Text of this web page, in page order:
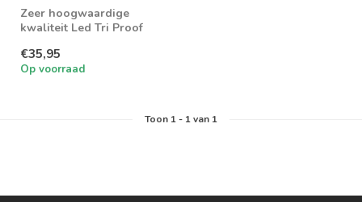
Zeer hoogwaardige
kwaliteit Led Tri Proof
watt.
€35,95
Op voorraad
Toon 1- 1van 1